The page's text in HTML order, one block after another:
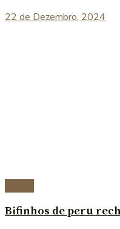
22 de Dezembro, 2024
Bifinhos de peru